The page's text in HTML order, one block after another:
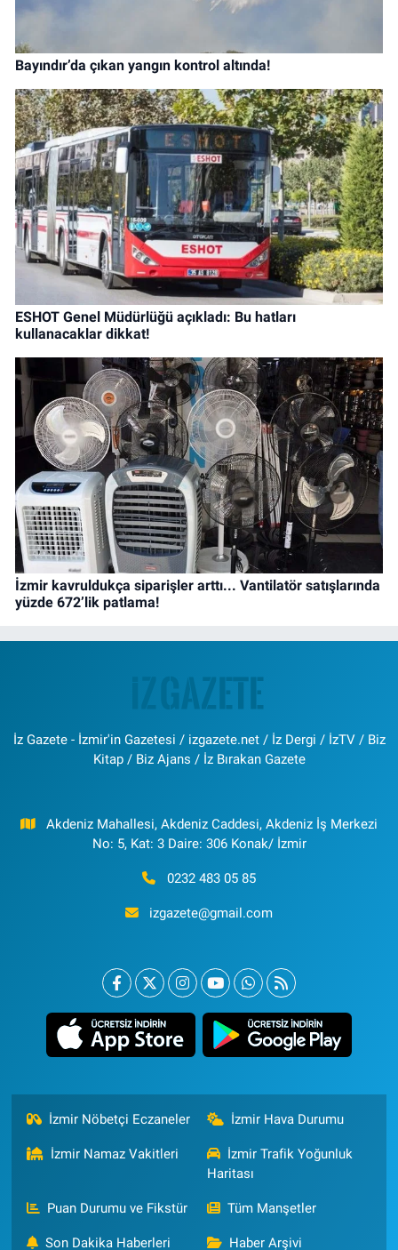
Bayındır’da çıkan yangın kontrol altında!
ESHOT Genel Müdürlüğü açıkladı: Bu hatları
kullanacaklar dikkat!
İzmir kavruldukça siparişler arttı... Vantilatör satışlarında
yüzde 672’lik patlama!
İz Gazete - İzmir'in Gazetesi / izgazete.net / İz Dergi / İzTV / Biz
Kitap / Biz Ajans / İz Bırakan Gazete
Akdeniz Mahallesi, Akdeniz Caddesi, Akdeniz İş Merkezi
No: 5, Kat: 3 Daire: 306 Konak/ İzmir
0232 483 05 85
izgazete@gmail.com
İzmir Nöbetçi Eczaneler İzmir Hava Durumu
İzmir Namaz Vakitleri
İzmir Trafik Yoğunluk
Haritası
Puan Durumu ve Fikstür Tüm Manşetler
Son Dakika Haberleri Haber Arşivi